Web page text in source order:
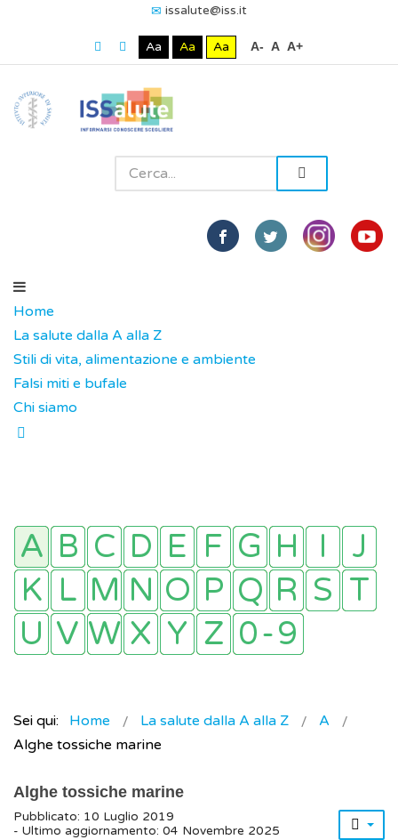
issalute@iss.it
Aa Aa Aa A- A A+
Home
La salute dalla A alla Z
Stili di vita, alimentazione e ambiente
Falsi miti e bufale
Chi siamo
Sei qui: Home La salute dalla A alla Z
A
Alghe tossiche marine
Alghe tossiche marine
Pubblicato: 10 Luglio 2019
- Ultimo aggiornamento: 04 Novembre 2025